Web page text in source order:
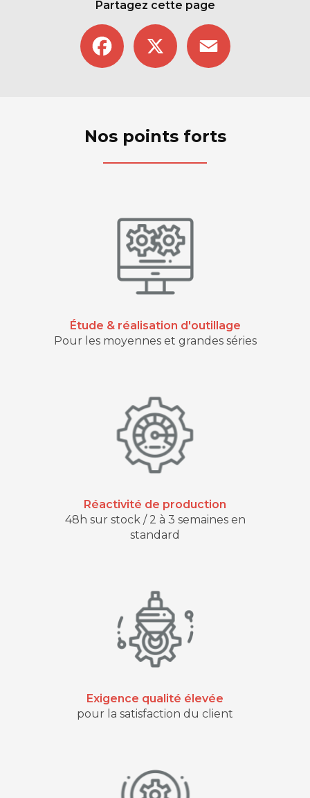
Partagez cette page
Facebook
Nos points forts
Étude & réalisation d'outillage
Pour les moyennes et grandes séries
Réactivité de production
48h sur stock / 2 à 3 semaines en
standard
Exigence qualité élevée
pour la satisfaction du client